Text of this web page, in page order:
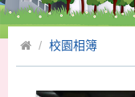
校園相簿